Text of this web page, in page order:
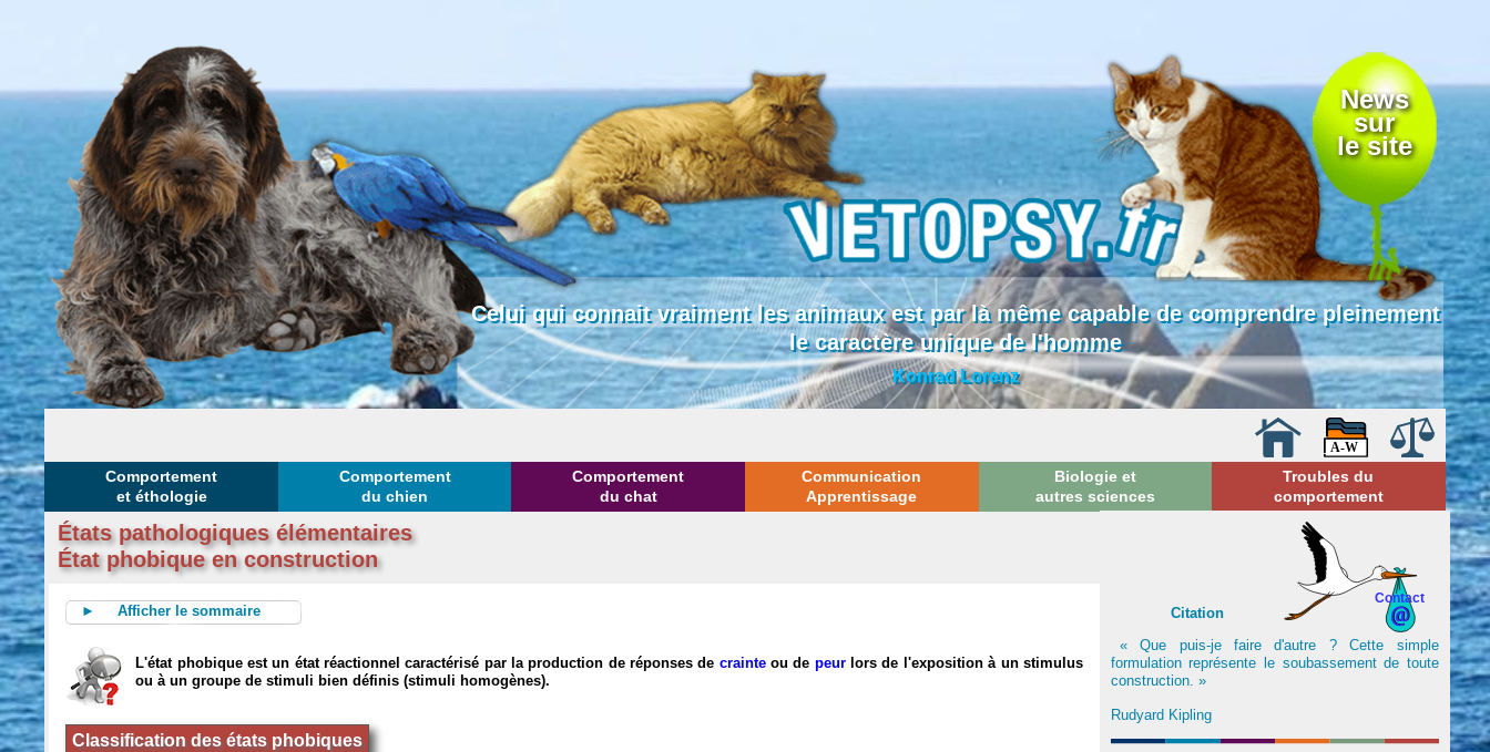
News
sur
le site
Celui qui connait vraiment les animaux est par là même capable de comprendre pleinement
le caractère unique de l'homme
Konrad Lorenz
Comportement
et éthologie
Comportement
du chien
Comportement
du chat
Communication
Apprentissage
Biologie et
autres sciences
Troubles du
comportement
États pathologiques élémentaires
État phobique en construction
► Afficher le sommaire
L'état phobique est un état réactionnel caractérisé par la production de réponses de crainteou de peurlors de l'exposition à un stimulus
ou à un groupe de stimuli bien définis (stimuli homogènes).
Classification des états phobiques
Contact
Citation
« Que puis-je faire d'autre ? Cette simple
formulation représente le soubassement de toute
construction. »
Rudyard Kipling